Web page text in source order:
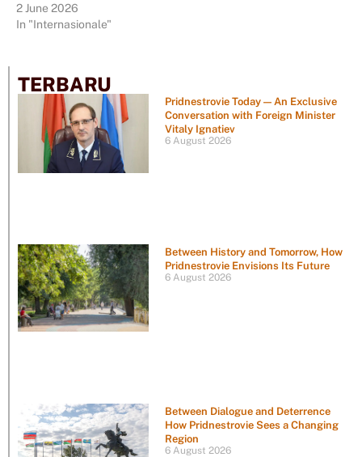
2 June 2026
In "Internasionale"
TERBARU
Pridnestrovie Today — An Exclusive
Conversation with Foreign Minister
Vitaly Ignatiev
6 August 2026
Between History and Tomorrow, How
Pridnestrovie Envisions Its Future
6 August 2026
Between Dialogue and Deterrence
How Pridnestrovie Sees a Changing
Region
6 August 2026